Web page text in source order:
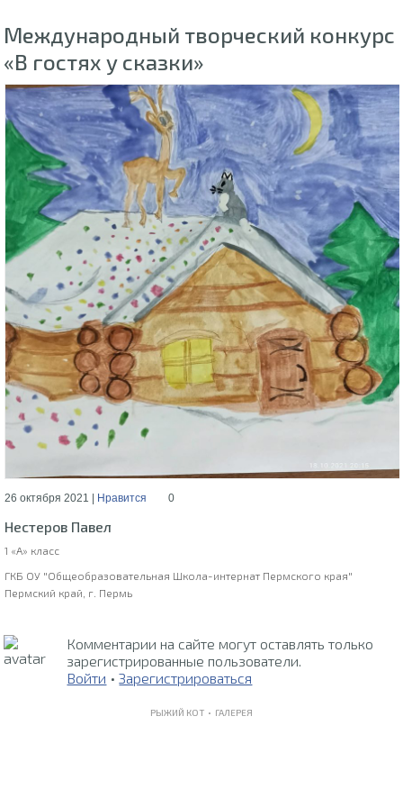
Международный творческий конкурс
«В гостях у сказки»
26 октября 2021 | Нравится 0
Нестеров Павел
1 «А» класс
ГКБ ОУ "Общеобразовательная Школа-интернат Пермского края"
Пермский край, г. Пермь
Комментарии на сайте могут оставлять только
зарегистрированные пользователи.
Войти •Зарегистрироваться
РЫЖИЙ КОТ • ГАЛЕРЕЯ